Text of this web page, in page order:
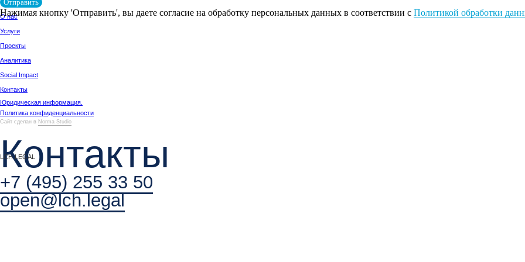
+7 (495) 255 33 50
open@lch.legal
Отправить
Нажимая кнопку 'Отправить', вы даете согласие на обработку персональных данных в соответствии с Политикой обработки